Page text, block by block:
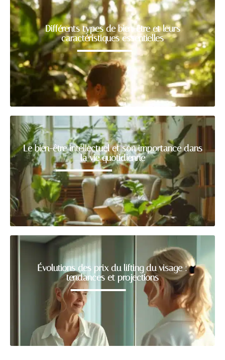
Différents types de bien-être et leurs
caractéristiques essentielles
Le bien-être intellectuel et son importance dans
la vie quotidienne
Évolutions des prix du lifting du visage :
tendances et projections